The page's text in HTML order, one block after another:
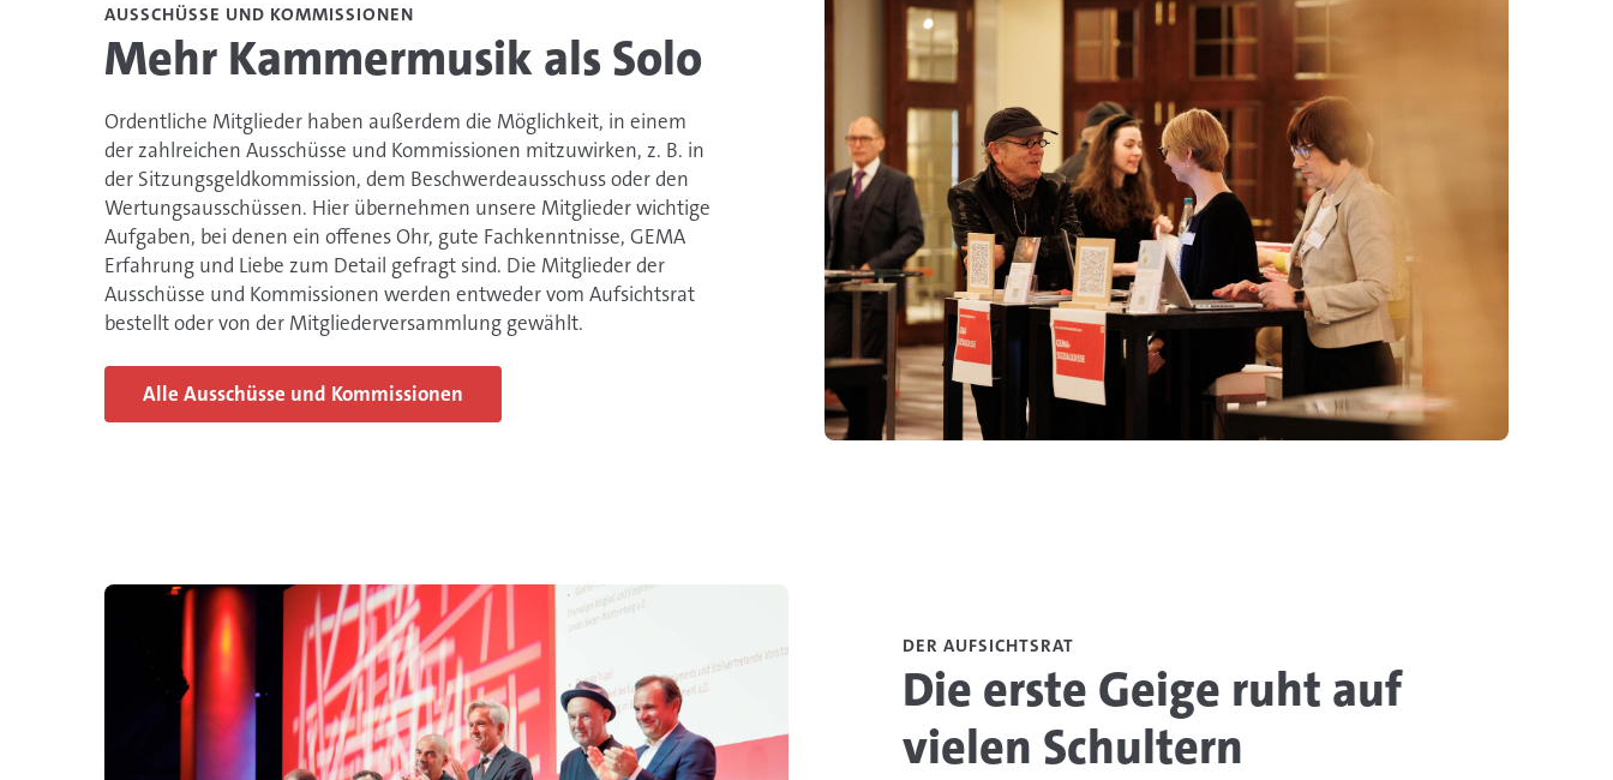
AUSSCHÜSSE UND KOMMISSIONEN
Mehr Kammermusik als Solo
Ordentliche Mitglieder haben außerdem die Möglichkeit, in einem
der zahlreichen Ausschüsse und Kommissionen mitzuwirken, z. B. in
der Sitzungsgeldkommission, dem Beschwerdeausschuss oder den
Wertungsausschüssen. Hier übernehmen unsere Mitglieder wichtige
Aufgaben, bei denen ein offenes Ohr, gute Fachkenntnisse, GEMA
Erfahrung und Liebe zum Detail gefragt sind. Die Mitglieder der
Ausschüsse und Kommissionen werden entweder vom Aufsichtsrat
bestellt oder von der Mitgliederversammlung gewählt.
Alle Ausschüsse und Kommissionen
DER AUFSICHTSRAT
Die erste Geige ruht auf
vielen Schultern